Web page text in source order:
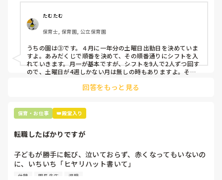
①土曜日の希望休は2日まで、と制限をかける
②毎月、必ず土曜保育に入ることのできる日を1日だけピッ
クアップしてもらう
③仮シフトが出た時、土曜出勤が難しければ自身で代わりの
人を交渉して見つけてもらう
上記のいずれかの対策を取り入れることを考えています。
たむたむ
保育士, 保育園, 公立保育園
うちの園は③です。４月に一年分の土曜日出勤日を決めていま
すよ。あみだくじで順番を決めて、その順番通りにシフトを入
れていきます。月一が基本ですが、シフトを9人で2人ずつ回す
ので、土曜日が4週しかない月は無しの時もありますよ。その
て貰い、主任に報告してます。
回答をもっと見る
保育・お仕事 👑殿堂入り
転職したばかりですが
子どもが勝手に転び、泣いておらず、赤くなってもいないの
に、いちいち「ヒヤリハット書いて」
と書かされ
休憩 園長先生 退職